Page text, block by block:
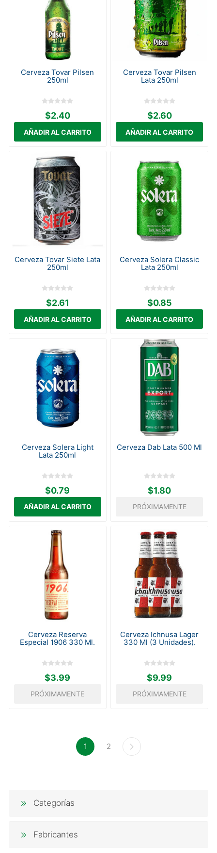
Cerveza Tovar Pilsen
250ml
$2.40
Cerveza Tovar Pilsen
Lata 250ml
$2.60
Cerveza Tovar Siete Lata
250ml
$2.61
Cerveza Solera Classic
Lata 250ml
$0.85
Cerveza Solera Light
Lata 250ml
$0.79
Cerveza Dab Lata 500 Ml
$1.80
PRÓXIMAMENTE
Cerveza Reserva
Especial 1906 330 Ml.
$3.99
PRÓXIMAMENTE
Cerveza Ichnusa Lager
330 Ml (3 Unidades).
$9.99
PRÓXIMAMENTE
1 2
Categorías
Fabricantes